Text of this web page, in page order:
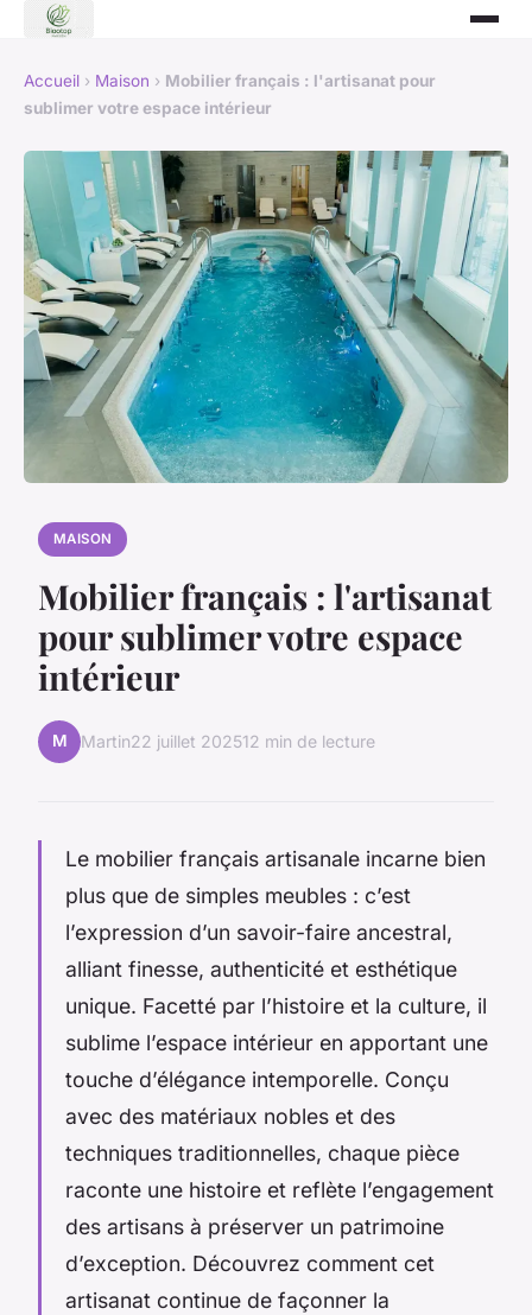
Accueil › Maison › Mobilier français : l'artisanat pour
sublimer votre espace intérieur
MAISON
Mobilier français : l'artisanat
pour sublimer votre espace
intérieur
M Martin22 juillet 202512 min de lecture
Le mobilier français artisanale incarne bien
plus que de simples meubles : c’est
l’expression d’un savoir-faire ancestral,
alliant finesse, authenticité et esthétique
unique. Facetté par l’histoire et la culture, il
sublime l’espace intérieur en apportant une
touche d’élégance intemporelle. Conçu
avec des matériaux nobles et des
techniques traditionnelles, chaque pièce
raconte une histoire et reflète l’engagement
des artisans à préserver un patrimoine
d’exception. Découvrez comment cet
artisanat continue de façonner la